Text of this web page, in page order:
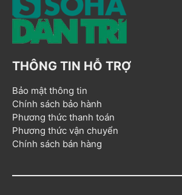
THÔNG TIN HỖ TRỢ
Bảo mật thông tin
Chính sách bảo hành
Phương thức thanh toán
Phương thức vận chuyển
Chính sách bán hàng